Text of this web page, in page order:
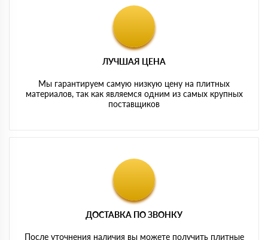
ЛУЧШАЯ ЦЕНА
Мы гарантируем самую низкую цену на плитных
материалов, так как являемся одним из самых крупных
поставщиков
ДОСТАВКА ПО ЗВОНКУ
После уточнения наличия вы можете получить плитные